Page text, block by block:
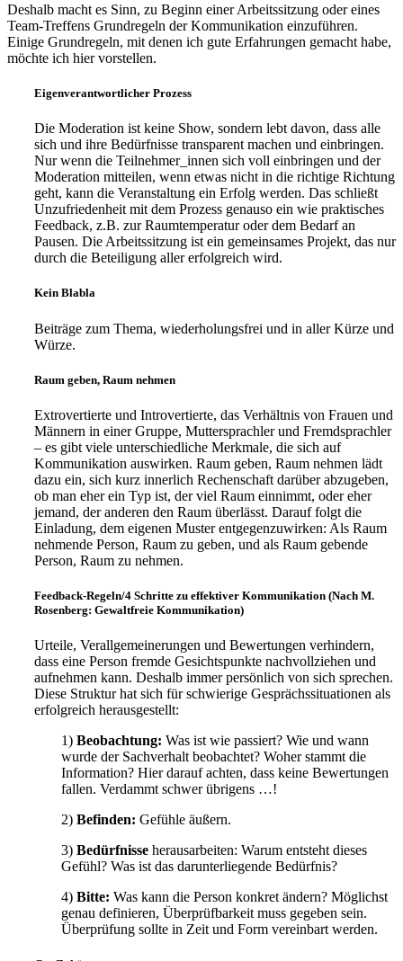
Deshalb macht es Sinn, zu Beginn einer Arbeitssitzung oder eines
Team-Treffens Grundregeln der Kommunikation einzuführen.
Einige Grundregeln, mit denen ich gute Erfahrungen gemacht habe,
möchte ich hier vorstellen.
Eigenverantwortlicher Prozess
Die Moderation ist keine Show, sondern lebt davon, dass alle
sich und ihre Bedürfnisse transparent machen und einbringen.
Nur wenn die Teilnehmer_innen sich voll einbringen und der
Moderation mitteilen, wenn etwas nicht in die richtige Richtung
geht, kann die Veranstaltung ein Erfolg werden. Das schließt
Unzufriedenheit mit dem Prozess genauso ein wie praktisches
Feedback, z.B. zur Raumtemperatur oder dem Bedarf an
Pausen. Die Arbeitssitzung ist ein gemeinsames Projekt, das nur
durch die Beteiligung aller erfolgreich wird.
Kein Blabla
Beiträge zum Thema, wiederholungsfrei und in aller Kürze und
Würze.
Raum geben, Raum nehmen
Extrovertierte und Introvertierte, das Verhältnis von Frauen und
Männern in einer Gruppe, Muttersprachler und Fremdsprachler
– es gibt viele unterschiedliche Merkmale, die sich auf
Kommunikation auswirken. Raum geben, Raum nehmen lädt
dazu ein, sich kurz innerlich Rechenschaft darüber abzugeben,
ob man eher ein Typ ist, der viel Raum einnimmt, oder eher
jemand, der anderen den Raum überlässt. Darauf folgt die
Einladung, dem eigenen Muster entgegenzuwirken: Als Raum
nehmende Person, Raum zu geben, und als Raum gebende
Person, Raum zu nehmen.
Feedback-Regeln/4 Schritte zu effektiver Kommunikation (Nach M.
Rosenberg: Gewaltfreie Kommunikation)
Urteile, Verallgemeinerungen und Bewertungen verhindern,
dass eine Person fremde Gesichtspunkte nachvollziehen und
aufnehmen kann. Deshalb immer persönlich von sich sprechen.
Diese Struktur hat sich für schwierige Gesprächssituationen als
erfolgreich herausgestellt:
1) Beobachtung: Was ist wie passiert? Wie und wann
wurde der Sachverhalt beobachtet? Woher stammt die
Information? Hier darauf achten, dass keine Bewertungen
fallen. Verdammt schwer übrigens …!
2) Befinden: Gefühle äußern.
3) Bedürfnisse herausarbeiten: Warum entsteht dieses
Gefühl? Was ist das darunterliegende Bedürfnis?
4) Bitte: Was kann die Person konkret ändern? Möglichst
genau definieren, Überprüfbarkeit muss gegeben sein.
Überprüfung sollte in Zeit und Form vereinbart werden.